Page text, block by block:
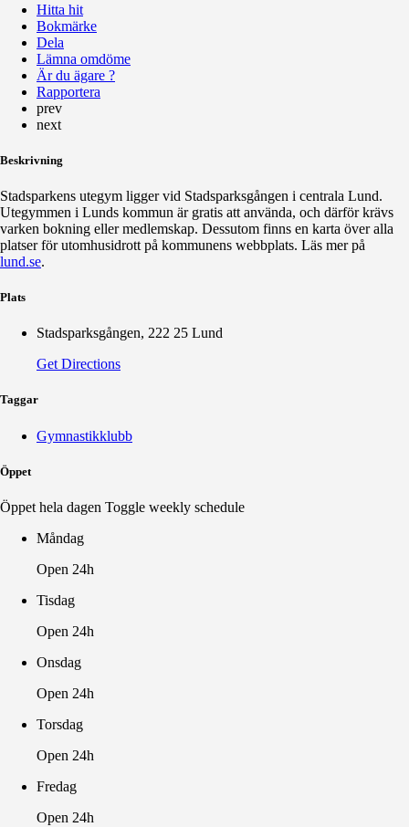
Hitta hit
Bokmärke
Dela
Lämna omdöme
Är du ägare ?
Rapportera
prev
next
Beskrivning
Stadsparkens utegym ligger vid Stadsparksgången i centrala Lund.
Utegymmen i Lunds kommun är gratis att använda, och därför krävs
varken bokning eller medlemskap. Dessutom finns en karta över alla
platser för utomhusidrott på kommunens webbplats. Läs mer på
lund.se.
Plats
Stadsparksgången, 222 25 Lund
Get Directions
Taggar
Gymnastikklubb
Öppet
Öppet hela dagen Toggle weekly schedule
Måndag
Open 24h
Tisdag
Open 24h
Onsdag
Open 24h
Torsdag
Open 24h
Fredag
Open 24h